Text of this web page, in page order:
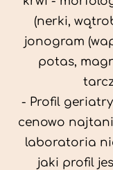
(nerki,
jonogram
potas,
- Profil
cenowo
laboratoria
jaki profil